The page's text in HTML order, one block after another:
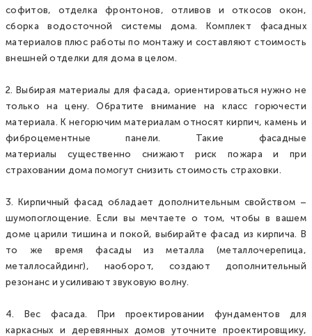
софитов, отделка фронтонов, отливов и откосов окон,
сборка водосточной системы дома. Комплект фасадных
материалов плюс работы по монтажу и составляют стоимость
внешней отделки для дома в целом.
2. Выбирая материалы для фасада, ориентироваться нужно не
только на цену. Обратите внимание на класс горючести
материала. К негорючим материалам относят кирпич, камень и
фиброцементные панели. Такие фасадные
материалы существенно снижают риск пожара и при
страховании дома помогут снизить стоимость страховки.
3. Кирпичный фасад обладает дополнительным свойством –
шумопоглощение. Если вы мечтаете о том, чтобы в вашем
доме царили тишина и покой, выбирайте фасад из кирпича. В
то же время фасады из металла (металлочерепица,
металлосайдинг), наоборот, создают дополнительный
резонанс и усиливают звуковую волну.
4. Вес фасада. При проектировании фундаментов для
каркасных и деревянных домов уточните проектировщику,